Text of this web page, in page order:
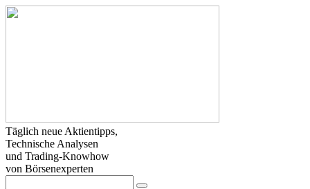
Täglich neue Aktientipps,
Technische Analysen
und Trading-Knowhow
von Börsenexperten